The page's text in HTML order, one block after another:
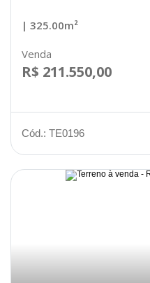
| 325.00m²
Venda
R$ 211.550,00
Cód.: TE0196